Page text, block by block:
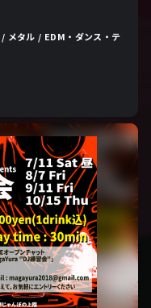
メタル / EDM・ダンス・テ